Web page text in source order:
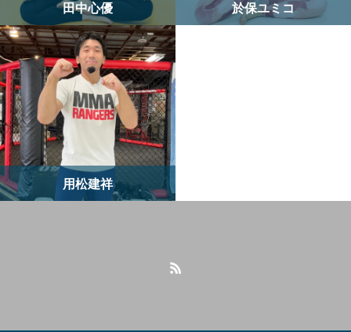
田中心優 於保ユミコ
用松建祥